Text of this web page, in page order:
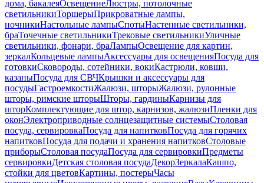
дома, бакалеяОсвещениеЛюстры, потолочные
светильникиТоршерыПрикроватные лампы,
ночникиНастольные лампыСпотыНастенные светильники,
браТочечные светильникиТрековые светильникиУличные
светильники, фонари, браЛампыОсвещение для картин,
зеркалКольцевые лампыАксессуары для освещенияПосуда для
готовкиСковороды, сотейники, вокиКастрюли, ковши,
казаныПосуда для СВЧКрышки и аксессуары для
посудыГастроемкостиЖалюзи, шторыЖалюзи, рулонные
шторы, римские шторыШторы, гардиныКарнизы для
шторКомплектующие для штор, карнизов, жалюзиПленки для
оконЭлектроприводные солнцезащитные системыСтоловая
посуда, сервировкаПосуда для напитковПосуда для горячих
напитковПосуда для подачи и хранения напитковСтоловые
приборыСтоловая посудаПосуда для сервировкиПредметы
сервировкиДетская столовая посудаДекорЗеркалаКашпо,
стойки для цветовКартины, постерыЧасы